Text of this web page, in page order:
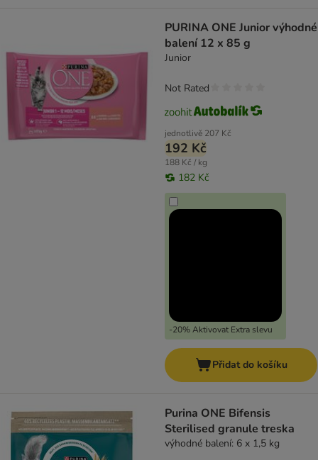
PURINA ONE Junior výhodné
balení 12 x 85 g
Junior
jednotlivě 207 Kč
192 Kč
188 Kč / kg
182 Kč
-20% Aktivovat Extra slevu
Not Rated
Přidat do košíku
Purina ONE Bifensis
Sterilised granule treska
výhodné balení: 6 x 1,5 kg